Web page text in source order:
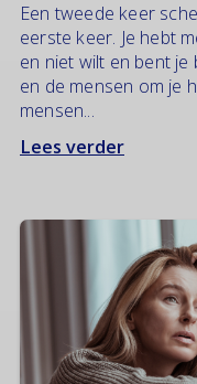
Een tweede keer
eerste keer. Je hebt
en niet wilt en bent
en de mensen om je
mensen...
Lees verder